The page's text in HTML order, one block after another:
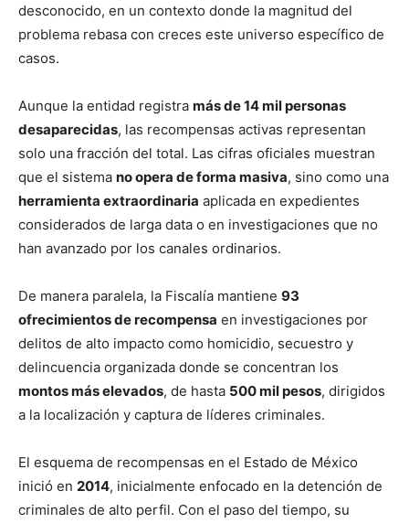
desconocido, en un contexto donde la magnitud del
problema rebasa con creces este universo específico de
casos.
Aunque la entidad registra más de 14 mil personas
desaparecidas, las recompensas activas representan
solo una fracción del total. Las cifras oficiales muestran
que el sistema no opera de forma masiva, sino como una
herramienta extraordinaria aplicada en expedientes
considerados de larga data o en investigaciones que no
han avanzado por los canales ordinarios.
De manera paralela, la Fiscalía mantiene 93
ofrecimientos de recompensa en investigaciones por
delitos de alto impacto como homicidio, secuestro y
delincuencia organizada donde se concentran los
montos más elevados, de hasta 500 mil pesos, dirigidos
a la localización y captura de líderes criminales.
El esquema de recompensas en el Estado de México
inició en 2014, inicialmente enfocado en la detención de
criminales de alto perfil. Con el paso del tiempo, su